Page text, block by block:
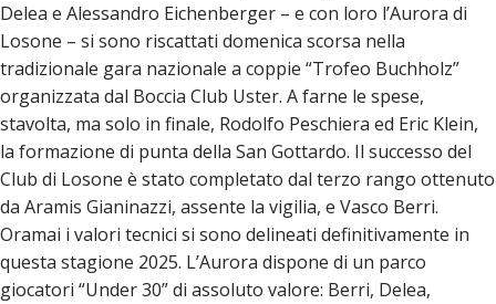
Delea e Alessandro Eichenberger – e con loro l’Aurora di
Losone – si sono riscattati domenica scorsa nella
tradizionale gara nazionale a coppie “Trofeo Buchholz”
organizzata dal Boccia Club Uster. A farne le spese,
stavolta, ma solo in finale, Rodolfo Peschiera ed Eric Klein,
la formazione di punta della San Gottardo. Il successo del
Club di Losone è stato completato dal terzo rango ottenuto
da Aramis Gianinazzi, assente la vigilia, e Vasco Berri.
Oramai i valori tecnici si sono delineati definitivamente in
questa stagione 2025. L’Aurora dispone di un parco
giocatori “Under 30” di assoluto valore: Berri, Delea,